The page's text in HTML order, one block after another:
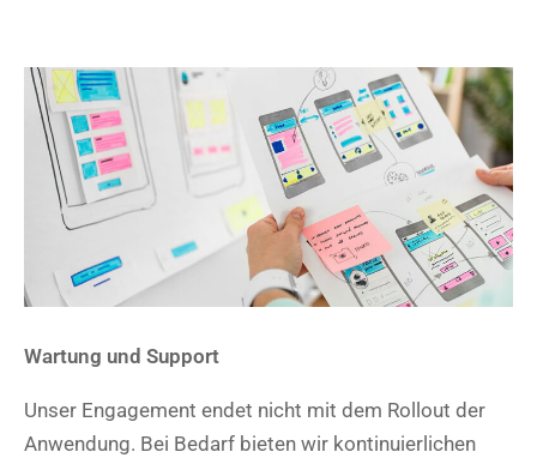
Wartung und Support
Unser Engagement endet nicht mit dem Rollout der
Anwendung. Bei Bedarf bieten wir kontinuierlichen